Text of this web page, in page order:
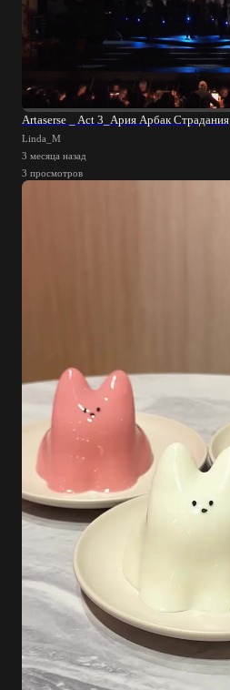
Artaserse _ Act 3_Ария Арбак Страдания
Linda_M
3 месяца назад
3 просмотров